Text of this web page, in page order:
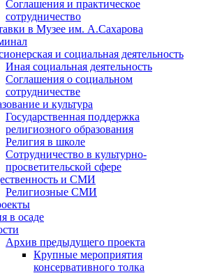
Соглашения и практическое
сотрудничество
в Музее им. А.Сахарова
и социальная деятельность
Иная социальная деятельность
Соглашения о социальном
сотрудничестве
и культура
Государственная поддержка
религиозного образования
Религия в школе
Сотрудничество в культурно-
просветительской сфере
и СМИ
Религиозные СМИ
в осаде
Архив предыдущего проекта
Крупные мероприятия
консервативного толка